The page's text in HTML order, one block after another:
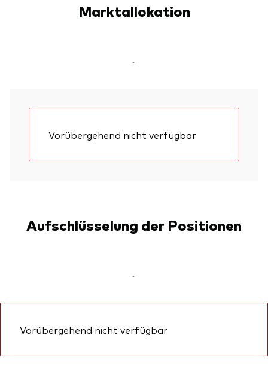
Marktallokation
-
Vorübergehend nicht verfügbar
Aufschlüsselung der Positionen
-
Vorübergehend nicht verfügbar